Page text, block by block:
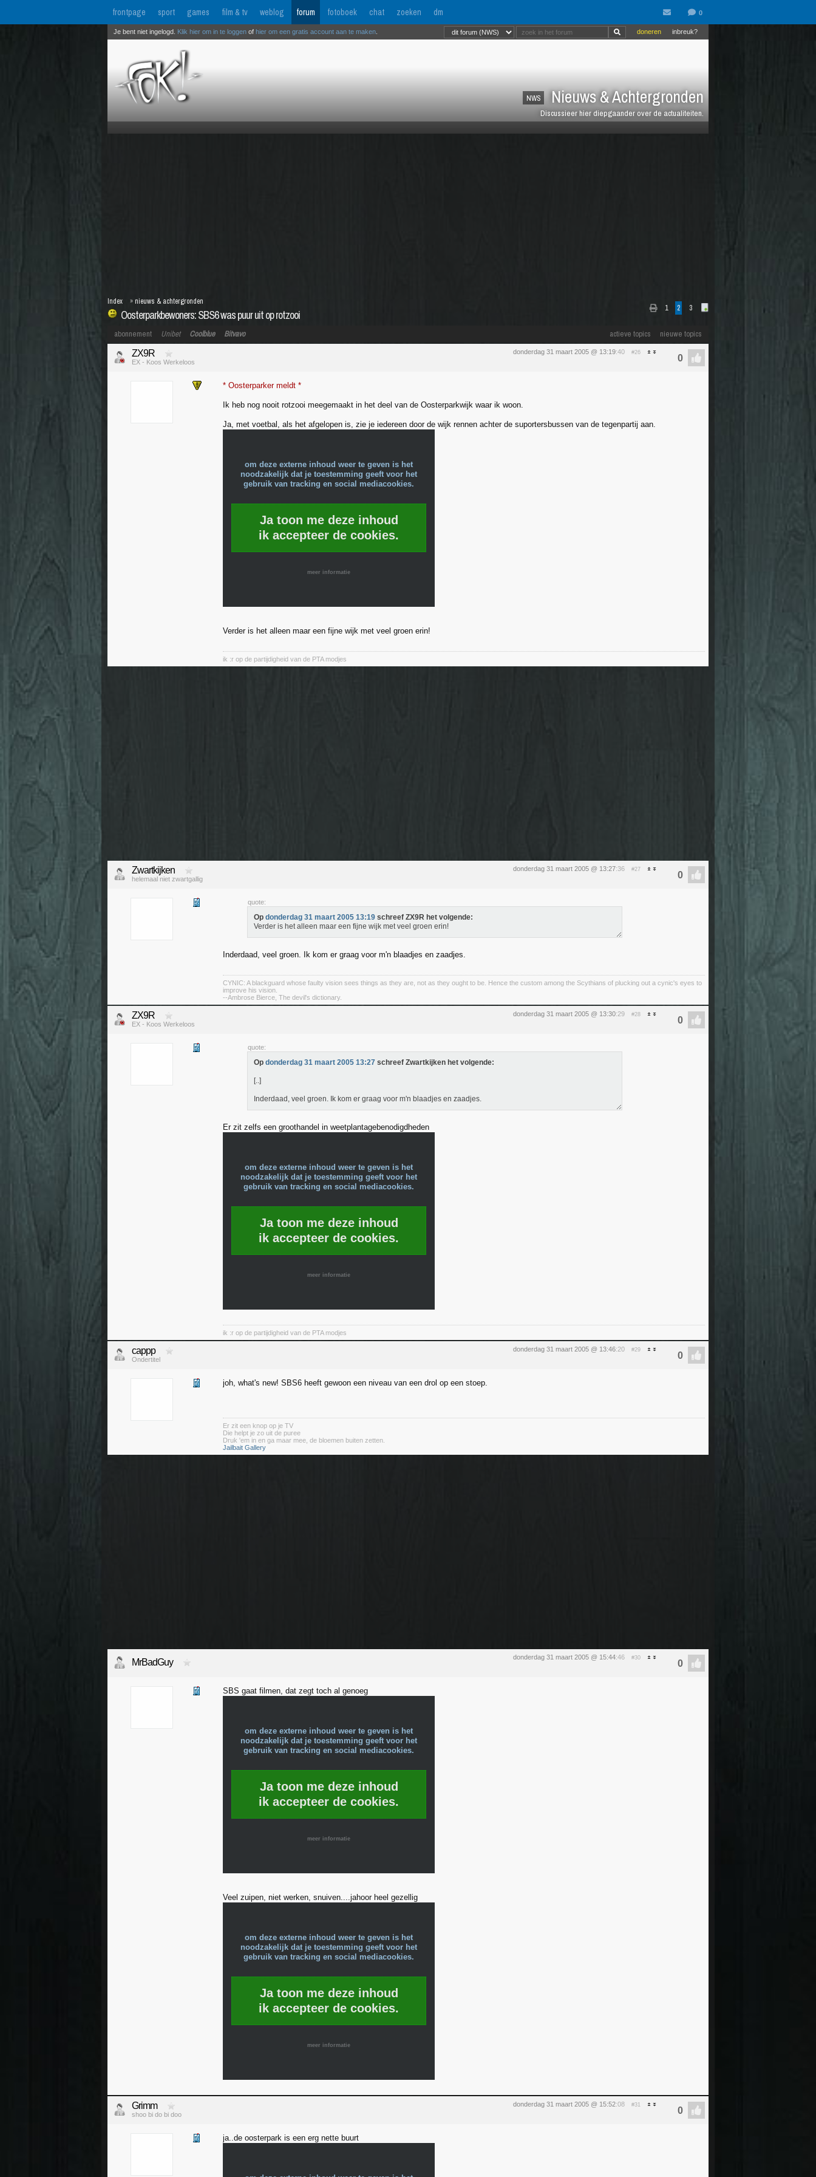
frontpage sport games film & tv weblog forum fotoboek chat zoeken dm
NWS Nieuws & Achtergronden
Discussieer hier diepgaander over de actualiteiten.
inbreuk?
doneren
Je bent niet ingelogd. Klik hier om in te loggen of hier om een gratis account aan te maken
1 2 3
Oosterparkbewoners: SBS6 was puur uit op rotzooi
Index » nieuws & achtergronden
actieve topics nieuwe topics
abonnement Unibet Coolblue Bitvavo
donderdag 31 maart 2005 @ 13:19:40 #26
ZX9R
EX - Koos Werkeloos
* Oosterparker meldt *
Ik heb nog nooit rotzooi meegemaakt in het deel van de Oosterparkwijk waar ik woon.
Ja, met voetbal, als het afgelopen is, zie je iedereen door de wijk rennen achter de suportersbussen van de tegenpartij aan.
om deze externe inhoud weer te geven is het
noodzakelijk dat je toestemming geeft voor het
gebruik van tracking en social mediacookies.
Ja toon me deze inhoud
ik accepteer de cookies.
meer informatie
Verder is het alleen maar een fijne wijk met veel groen erin!
ik :r op de partijdigheid van de PTA modjes
donderdag 31 maart 2005 @ 13:27:36 #27
Zwartkijken
helemaal niet zwartgallig
quote:
Op donderdag 31 maart 2005 13:19 schreef ZX9R het volgende:
Verder is het alleen maar een fijne wijk met veel groen erin!
Inderdaad, veel groen. Ik kom er graag voor m'n blaadjes en zaadjes.
CYNIC: A blackguard whose faulty vision sees things as they are, not as they ought to be. Hence the custom among the Scythians of plucking out a cynic's eyes to
improve his vision.
--Ambrose Bierce, The devil's dictionary.
donderdag 31 maart 2005 @ 13:30:29 #28
ZX9R
EX - Koos Werkeloos
quote:
Op donderdag 31 maart 2005 13:27 schreef Zwartkijken het volgende:
[..]
Inderdaad, veel groen. Ik kom er graag voor m'n blaadjes en zaadjes.
Er zit zelfs een groothandel in weetplantagebenodigdheden
om deze externe inhoud weer te geven is het
noodzakelijk dat je toestemming geeft voor het
gebruik van tracking en social mediacookies.
Ja toon me deze inhoud
ik accepteer de cookies.
meer informatie
ik :r op de partijdigheid van de PTA modjes
donderdag 31 maart 2005 @ 13:46:20 #29
cappp
Ondertitel
joh, what's new! SBS6 heeft gewoon een niveau van een drol op een stoep.
Er zit een knop op je TV
Die helpt je zo uit de puree
Druk 'em in en ga maar mee, de bloemen buiten zetten.
Jailbait Gallery
donderdag 31 maart 2005 @ 15:44:46 #30
MrBadGuy
SBS gaat filmen, dat zegt toch al genoeg
om deze externe inhoud weer te geven is het
noodzakelijk dat je toestemming geeft voor het
gebruik van tracking en social mediacookies.
Ja toon me deze inhoud
ik accepteer de cookies.
meer informatie
Veel zuipen, niet werken, snuiven....jahoor heel gezellig
om deze externe inhoud weer te geven is het
noodzakelijk dat je toestemming geeft voor het
gebruik van tracking en social mediacookies.
Ja toon me deze inhoud
ik accepteer de cookies.
meer informatie
donderdag 31 maart 2005 @ 15:52:08 #31
Grimm
shoo bi do bi doo
ja..de oosterpark is een erg nette buurt